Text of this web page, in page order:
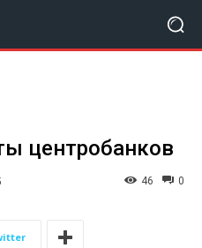
центробанков
0
46